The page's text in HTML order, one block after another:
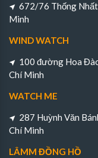
672/76 Thống
Minh
WIND WATCH
100 đường Hoa
Chí Minh
WATCH ME
287 Huỳnh Văn
Chí Minh
LÂMM ĐỒNG HỒ